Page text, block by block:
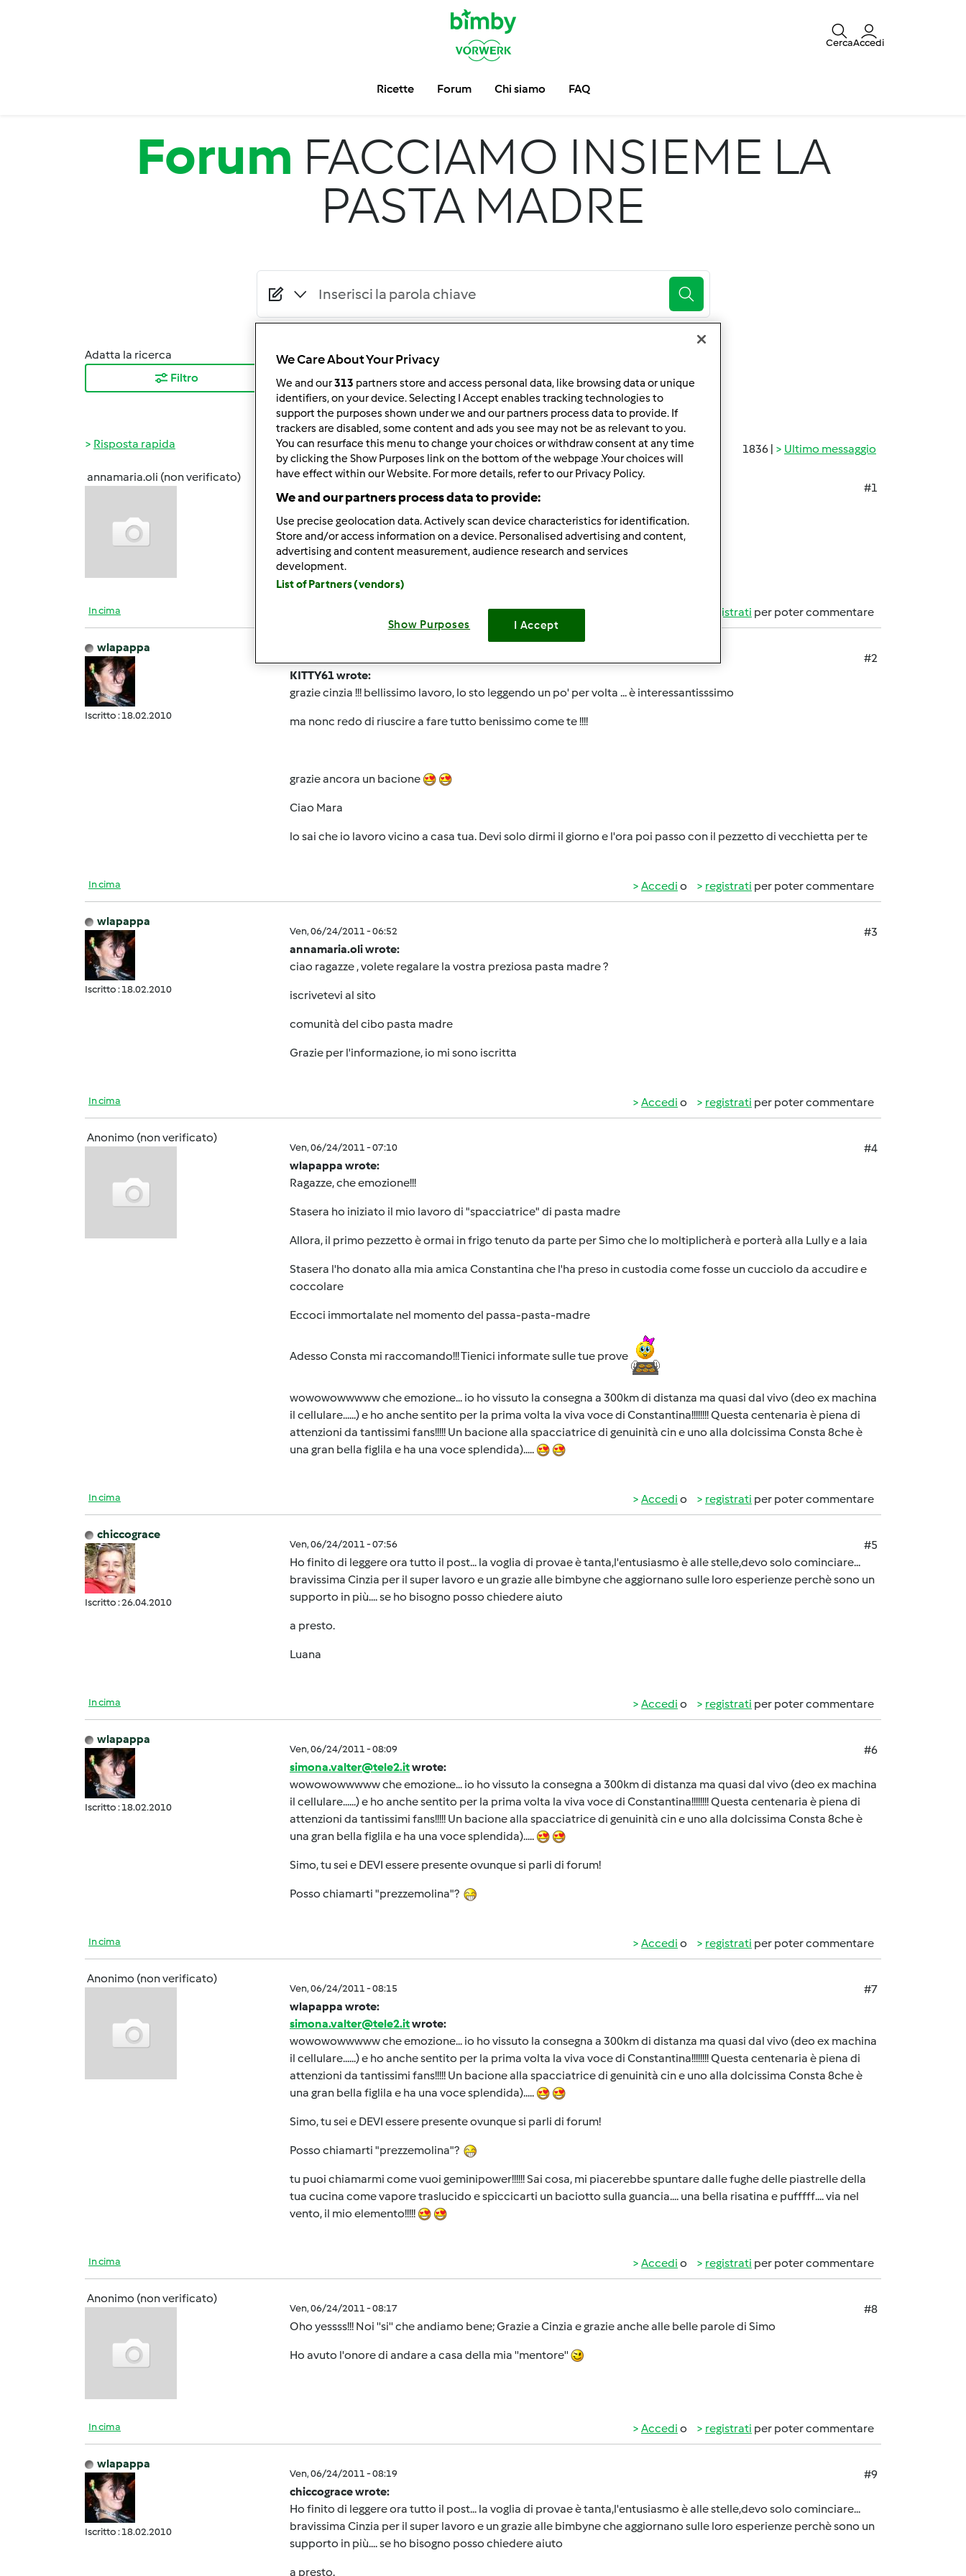
CercaAccedi
Ricette Forum Chi siamo FAQ
Forum FACCIAMO INSIEME LA
PASTA MADRE
Adatta la ricerca
Filtro
Ordina per:
I risultati più recenti
10
1836 | Ultimo messaggio
Risposta rapida
annamaria.oli (non verificato)
#1
ciao ragazze , volete regalare la vostra preziosa pasta madre ?
iscrivetevi al sito
comunità del cibo pasta madre
In cima registrati per poter commentare
wlapappa
Iscritto : 18.02.2010
#2
KITTY61 wrote:
grazie cinzia !!! bellissimo lavoro, lo sto leggendo un po' per volta ... è interessantisssimo
ma nonc redo di riuscire a fare tutto benissimo come te !!!!
grazie ancora un bacione
Ciao Mara
lo sai che io lavoro vicino a casa tua. Devi solo dirmi il giorno e l'ora poi passo con il pezzetto di vecchietta per te
In cima Accedi o registrati per poter commentare
wlapappa
Iscritto : 18.02.2010
Ven, 06/24/2011 - 06:52
#3
annamaria.oli wrote:
ciao ragazze , volete regalare la vostra preziosa pasta madre ?
iscrivetevi al sito
comunità del cibo pasta madre
Grazie per l'informazione, io mi sono iscritta
In cima Accedi o registrati per poter commentare
Anonimo (non verificato)
Ven, 06/24/2011 - 07:10
#4
wlapappa wrote:
Ragazze, che emozione!!!
Stasera ho iniziato il mio lavoro di "spacciatrice" di pasta madre
Allora, il primo pezzetto è ormai in frigo tenuto da parte per Simo che lo moltiplicherà e porterà alla Lully e a Iaia
Stasera l'ho donato alla mia amica Constantina che l'ha preso in custodia come fosse un cucciolo da accudire e
coccolare
Eccoci immortalate nel momento del passa-pasta-madre
Adesso Consta mi raccomando!!! Tienici informate sulle tue prove
wowowowwwww che emozione... io ho vissuto la consegna a 300km di distanza ma quasi dal vivo (deo ex machina
il cellulare......) e ho anche sentito per la prima volta la viva voce di Constantina!!!!!!!! Questa centenaria è piena di
attenzioni da tantissimi fans!!!!! Un bacione alla spacciatrice di genuinità cin e uno alla dolcissima Consta 8che è
una gran bella figlila e ha una voce splendida).....
In cima Accedi o registrati per poter commentare
chiccograce
Iscritto : 26.04.2010
Ven, 06/24/2011 - 07:56
#5
Ho finito di leggere ora tutto il post... la voglia di provae è tanta,l'entusiasmo è alle stelle,devo solo cominciare...
bravissima Cinzia per il super lavoro e un grazie alle bimbyne che aggiornano sulle loro esperienze perchè sono un
supporto in più.... se ho bisogno posso chiedere aiuto
a presto.
Luana
In cima Accedi o registrati per poter commentare
wlapappa
Iscritto : 18.02.2010
Ven, 06/24/2011 - 08:09
#6
simona.valter@tele2.itwrote:
wowowowwwww che emozione... io ho vissuto la consegna a 300km di distanza ma quasi dal vivo (deo ex machina
il cellulare......) e ho anche sentito per la prima volta la viva voce di Constantina!!!!!!!! Questa centenaria è piena di
attenzioni da tantissimi fans!!!!! Un bacione alla spacciatrice di genuinità cin e uno alla dolcissima Consta 8che è
una gran bella figlila e ha una voce splendida).....
Simo, tu sei e DEVI essere presente ovunque si parli di forum!
Posso chiamarti "prezzemolina"?
In cima Accedi o registrati per poter commentare
Anonimo (non verificato)
Ven, 06/24/2011 - 08:15
#7
wlapappa wrote:
simona.valter@tele2.itwrote:
wowowowwwww che emozione... io ho vissuto la consegna a 300km di distanza ma quasi dal vivo (deo ex machina
il cellulare......) e ho anche sentito per la prima volta la viva voce di Constantina!!!!!!!! Questa centenaria è piena di
attenzioni da tantissimi fans!!!!! Un bacione alla spacciatrice di genuinità cin e uno alla dolcissima Consta 8che è
una gran bella figlila e ha una voce splendida).....
Simo, tu sei e DEVI essere presente ovunque si parli di forum!
Posso chiamarti "prezzemolina"?
tu puoi chiamarmi come vuoi geminipower!!!!!! Sai cosa, mi piacerebbe spuntare dalle fughe delle piastrelle della
tua cucina come vapore traslucido e spiccicarti un baciotto sulla guancia.... una bella risatina e pufffff.... via nel
vento, il mio elemento!!!!!
In cima Accedi o registrati per poter commentare
Anonimo (non verificato)
Ven, 06/24/2011 - 08:17
#8
Oho yessss!!! Noi ''si'' che andiamo bene; Grazie a Cinzia e grazie anche alle belle parole di Simo
Ho avuto l'onore di andare a casa della mia ''mentore''
In cima Accedi o registrati per poter commentare
wlapappa
Iscritto : 18.02.2010
Ven, 06/24/2011 - 08:19
#9
chiccograce wrote:
Ho finito di leggere ora tutto il post... la voglia di provae è tanta,l'entusiasmo è alle stelle,devo solo cominciare...
bravissima Cinzia per il super lavoro e un grazie alle bimbyne che aggiornano sulle loro esperienze perchè sono un
supporto in più.... se ho bisogno posso chiedere aiuto
a presto.
We Care About Your Privacy
We and our313 partners store and access personal data, like browsing data or unique
identifiers, on your device. Selecting I Accept enables tracking technologies to
support the purposes shown under we and our partners process data to provide. If
trackers are disabled, some content and ads you see may not be as relevant to you.
You can resurface this menu to change your choices or withdraw consent at any time
by clicking the Show Purposes link on the bottom of the webpage .Your choices will
have effect within our Website. For more details, refer to our Privacy Policy.
We and our partners process data to provide:
Use precise geolocation data. Actively scan device characteristics for identification.
Store and/or access information on a device. Personalised advertising and content,
advertising and content measurement, audience research and services
development.
List of Partners (vendors)
Show Purposes I Accept